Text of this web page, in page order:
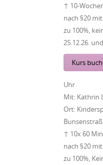
↑ 10-
nach §20
zu 100%,
25.12.26.
Kurs
Uhr
Mit: Kathrin
Ort:
↑ 10x 60
nach §20
zu 100%,